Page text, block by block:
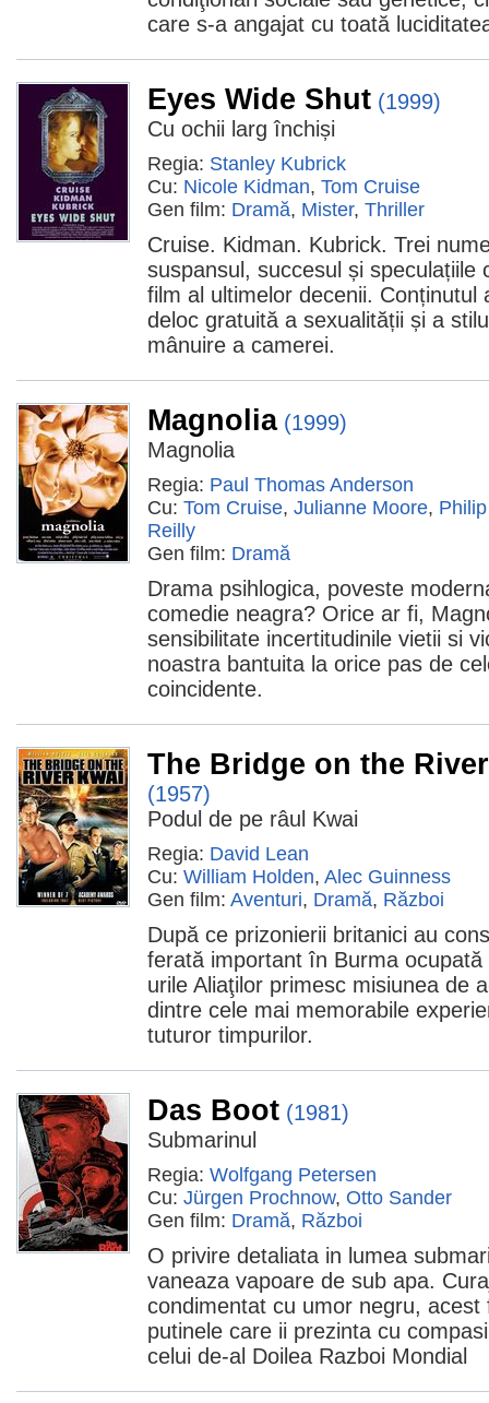
care s-a angajat cu toată
Eyes Wide Shut (1999)
Cu ochii larg închiși
Regia: Stanley Kubrick
Cu: Nicole Kidman, Tom Cruise
Gen film: Dramă, Mister, Thriller
Cruise. Kidman. Kubrick. Trei
suspansul, succesul și speculațiile
film al ultimelor decenii. Conținutul
deloc gratuită a sexualității și a
mânuire a camerei.
Magnolia (1999)
Magnolia
Regia: Paul Thomas Anderson
Cu: Tom Cruise, Julianne Moore,
Reilly
Gen film: Dramă
Drama psihlogica, poveste
comedie neagra? Orice ar fi,
sensibilitate incertitudinile vietii si
noastra bantuita la orice pas de
coincidente.
The Bridge on the
(1957)
Podul de pe râul Kwai
Regia: David Lean
Cu: William Holden, Alec Guinness
Gen film: Aventuri, Dramă, Război
După ce prizonierii britanici au
ferată important în Burma
urile Aliaţilor primesc misiunea de
dintre cele mai memorabile
tuturor timpurilor.
Das Boot (1981)
Submarinul
Regia: Wolfgang Petersen
Cu: Jürgen Prochnow, Otto Sander
Gen film: Dramă, Război
O privire detaliata in lumea
vaneaza vapoare de sub apa.
condimentat cu umor negru, acest
putinele care ii prezinta cu
celui de-al Doilea Razboi Mondial